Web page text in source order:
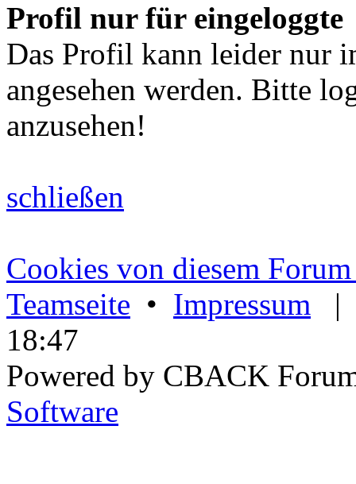
Profil nur für eingeloggte
Das Profil kann leider nur
angesehen werden. Bitte
anzusehen!
schließen
Cookies von diesem
Teamseite • Impressum |
18:47
Powered by CBACK
Software